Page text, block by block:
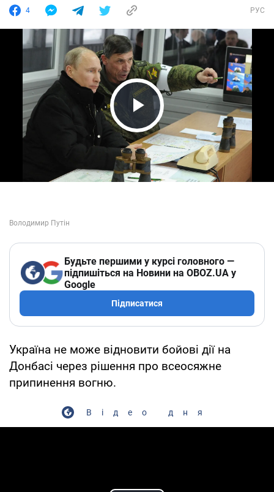
4 РУС
Play Video
Будьте першими у курсі головного —
підпишіться на Новини на OBOZ.UA у
Google
Підписатися
Україна не може відновити бойові дії на
Донбасі через рішення про всеосяжне
припинення вогню.
Відео дня